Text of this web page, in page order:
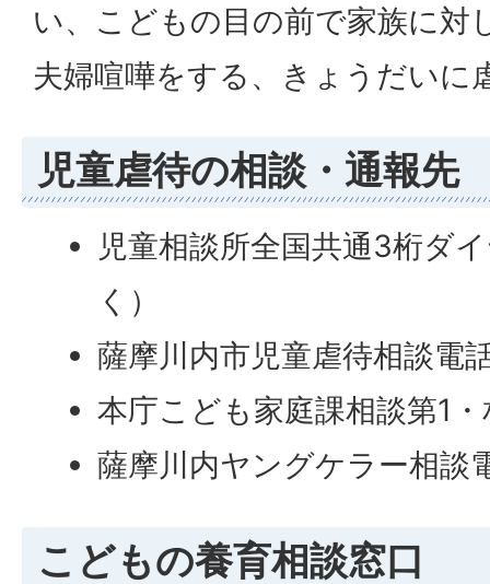
い、こどもの目の前で家族に対
夫婦喧嘩をする、きょうだいに
児童虐待の相談・通報先
児童相談所全国共通3桁ダ
く）
薩摩川内市児童虐待相談
本庁こども家庭課相談第1
薩摩川内ヤングケラー相
こどもの養育相談窓口